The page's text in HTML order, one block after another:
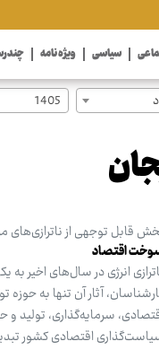
سیاسی ویژه نامه
1405
قابل توجهی از ناترازی‌های
اقتصاد
انرژی در سال‌های اخیر
آثار آن تنها به
سرمایه‌گذاری، تولید
اقتصادی کشور